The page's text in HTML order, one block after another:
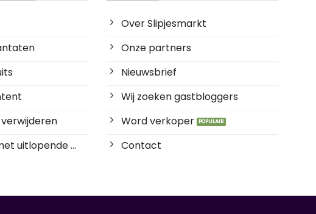
uitlopende ...
Over Slipjesmarkt
Onze partners
Nieuwsbrief
Wij zoeken gastbloggers
Word verkoper
Contact